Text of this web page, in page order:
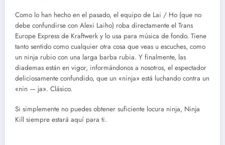
‎Como lo han hecho en el pasado, el equipo de Lai / Ho (que no
debe confundirse con Alexi Laiho) roba directamente el Trans
Europe Express de Kraftwerk y lo usa para música de fondo. Tiene
tanto sentido como cualquier otra cosa que veas u escuches, como
un ninja rubio con una larga barba rubia. Y finalmente, las
diademas están en vigor, informándonos a nosotros, el espectador
deliciosamente confundido, que un «ninja» está luchando contra un
«nin — ja». Clásico. ‎
‎Si simplemente no puedes obtener suficiente locura ninja, Ninja
Kill siempre estará aquí para ti.‎